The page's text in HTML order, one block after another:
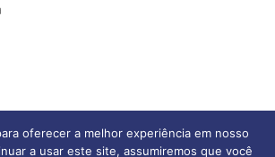
oferecer a melhor experiência em nosso
a usar este site, assumiremos que você